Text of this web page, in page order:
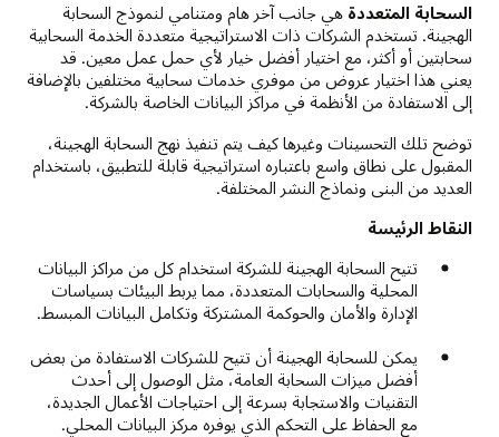
السحابة المتعددة هي جانب آخر هام ومتنامي لنموذج السحابة
الهجينة. تستخدم الشركات ذات الاستراتيجية متعددة الخدمة السحابية
سحابتين أو أكثر، مع اختيار أفضل خيار لأي حمل عمل معين. قد
يعني هذا اختيار عروض من موفري خدمات سحابية مختلفين بالإضافة
إلى الاستفادة من الأنظمة في مراكز البيانات الخاصة بالشركة.
توضح تلك التحسينات وغيرها كيف يتم تنفيذ نهج السحابة الهجينة،
المقبول على نطاق واسع باعتباره استراتيجية قابلة للتطبيق، باستخدام
العديد من البنى ونماذج النشر المختلفة.
النقاط الرئيسة
تتيح السحابة الهجينة للشركة استخدام كل من مراكز البيانات
المحلية والسحابات المتعددة، مما يربط البيئات بسياسات
الإدارة والأمان والحوكمة المشتركة وتكامل البيانات المبسط.
يمكن للسحابة الهجينة أن تتيح للشركات الاستفادة من بعض
أفضل ميزات السحابة العامة، مثل الوصول إلى أحدث
التقنيات والاستجابة بسرعة إلى احتياجات الأعمال الجديدة،
مع الحفاظ على التحكم الذي يوفره مركز البيانات المحلي.